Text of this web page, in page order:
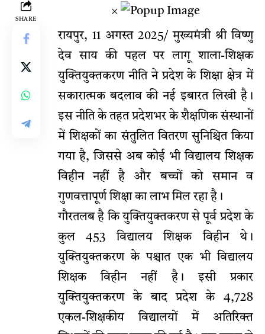
SHARE
×
रायपुर, 11 अगस्त 2025/ मुख्यमंत्री श्री विष्णु
देव साय की पहल पर लागू शाला-शिक्षक
युक्तियुक्तकरण नीति ने प्रदेश के शिक्षा क्षेत्र में
सकारात्मक बदलाव की नई इबारत लिखी है।
इस नीति के तहत प्रदेशभर के शैक्षणिक संस्थानों
में शिक्षकों का संतुलित वितरण सुनिश्चित किया
गया है, जिससे अब कोई भी विद्यालय शिक्षक
विहीन नहीं है और बच्चों को समान व
गुणवत्तापूर्ण शिक्षा का लाभ मिल रहा है।
गौरतलब है कि युक्तियुक्तकरण से पूर्व प्रदेश के
कुल 453 विद्यालय शिक्षक विहीन थे।
युक्तियुक्तकरण के पश्चात एक भी विद्यालय
शिक्षक विहीन नहीं है। इसी प्रकार
युक्तियुक्तकरण के बाद प्रदेश के 4,728
एकल-शिक्षकीय विद्यालयों में अतिरिक्त